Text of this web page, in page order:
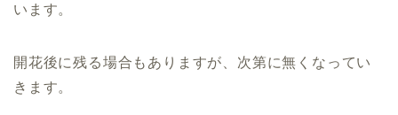
います。
開花後に残る場合もありますが、次第に無くなってい
きます。